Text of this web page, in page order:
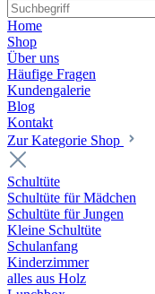
Home
Shop
Über uns
Häufige Fragen
Kundengalerie
Blog
Kontakt
Zur Kategorie Shop
Schultüte
Schultüte für Mädchen
Schultüte für Jungen
Kleine Schultüte
Schulanfang
Kinderzimmer
alles aus Holz